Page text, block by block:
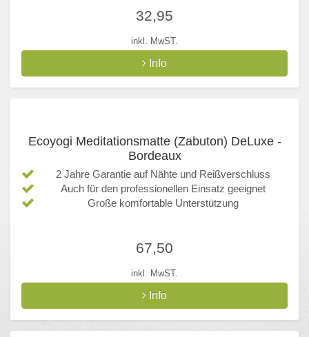
32,95
inkl. MwST.
Info
Ecoyogi Meditationsmatte (Zabuton) DeLuxe -
Bordeaux
2 Jahre Garantie auf Nähte und Reißverschluss
Auch für den professionellen Einsatz geeignet
Große komfortable Unterstützung
67,50
inkl. MwST.
Info